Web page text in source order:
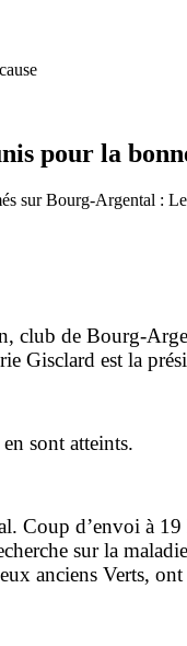
pour la
sur Bourg-Argental :
club de Bourg-
Gisclard est la
sont atteints.
d’envoi à 19
sur la
anciens Verts,